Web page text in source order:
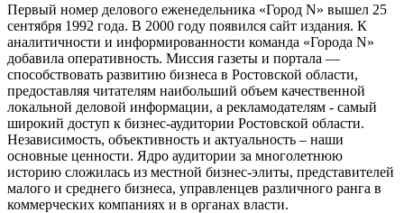
Первый номер делового еженедельника «Город N» вышел 25
сентября 1992 года. В 2000 году появился сайт издания. К
аналитичности и информированности команда «Города N»
добавила оперативность. Миссия газеты и портала —
способствовать развитию бизнеса в Ростовской области,
предоставляя читателям наибольший объем качественной
локальной деловой информации, а рекламодателям - самый
широкий доступ к бизнес-аудитории Ростовской области.
Независимость, объективность и актуальность – наши
основные ценности. Ядро аудитории за многолетнюю
историю сложилась из местной бизнес-элиты, представителей
малого и среднего бизнеса, управленцев различного ранга в
коммерческих компаниях и в органах власти.